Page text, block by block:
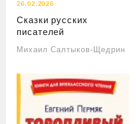
26.02.2026
Сказки русских
писателей
Михаил Салтыков-Щедрин